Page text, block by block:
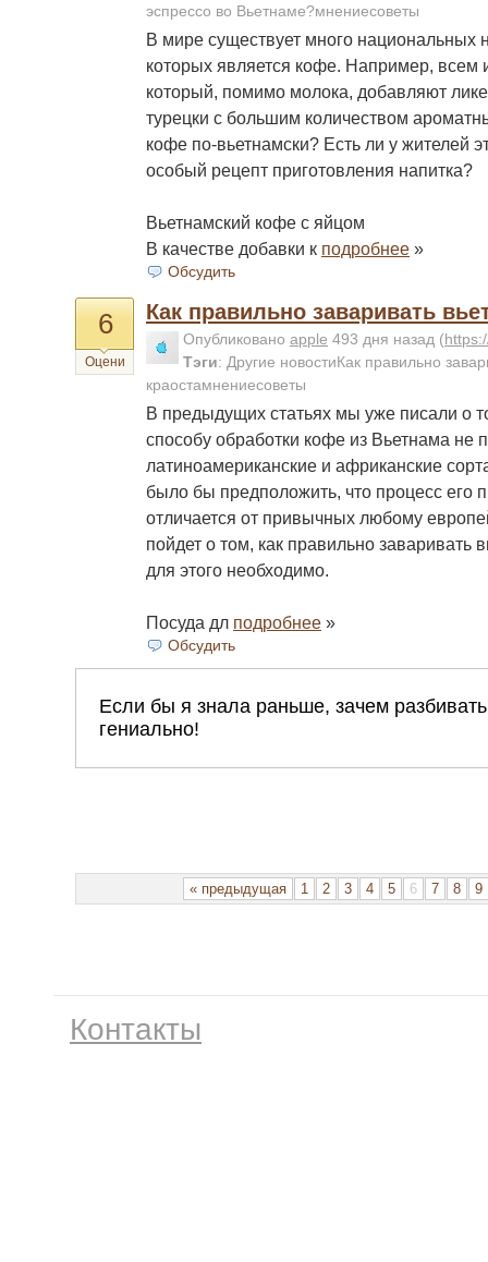
эспрессо во Вьетнаме?мнениесоветы
В мире существует много национальных
которых является кофе. Например, всем
который, помимо молока, добавляют
турецки с большим количеством
кофе по-вьетнамски? Есть ли у жителей
особый рецепт приготовления напитка?
Вьетнамский кофе с яйцом
В качестве добавки к подробнее »
Обсудить
6
Оцени
Как правильно заваривать
Опубликовано apple 493 дня назад (
Тэги: Другие новостиКак правильно
краостамнениесоветы
В предыдущих статьях мы уже писали о
способу обработки кофе из Вьетнама не
латиноамериканские и африканские
было бы предположить, что процесс его
отличается от привычных любому
пойдет о том, как правильно заваривать
для этого необходимо.
Посуда дл подробнее »
Обсудить
« предыдущая 1 2 3 4 5 6 7 8 9
Контакты